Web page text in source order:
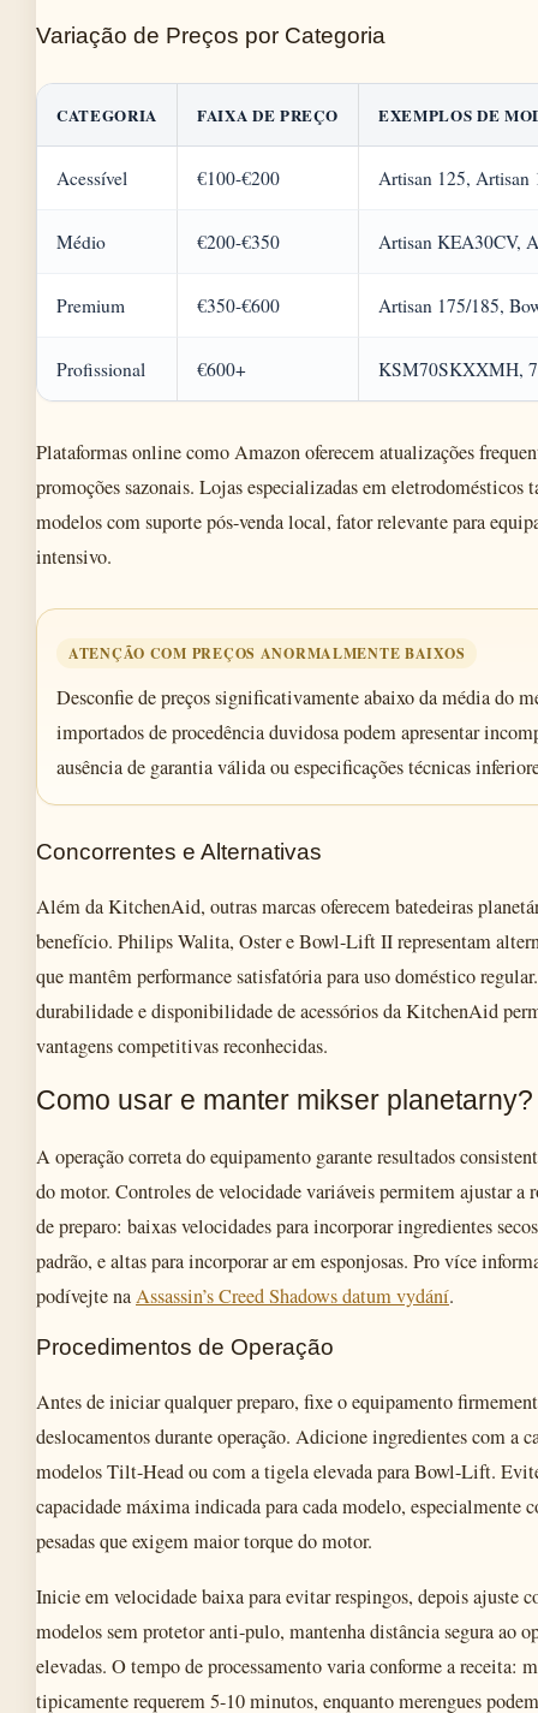
Variação de Preços por Categoria
CATEGORIA FAIXA DE PREÇO EXEMPLOS DE
Acessível €100-€200 Artisan 125, Artisan
Médio €200-€350 Artisan KEA30CV,
Premium €350-€600 Artisan 175/185,
Profissional €600+ KSM70SKXXMH,
Plataformas online como Amazon oferecem atualizações
promoções sazonais. Lojas especializadas em
modelos com suporte pós-venda local, fator relevante para
intensivo.
ATENÇÃO COM PREÇOS ANORMALMENTE BAIXOS
Desconfie de preços significativamente abaixo da média do
importados de procedência duvidosa podem apresentar
ausência de garantia válida ou especificações técnicas
Concorrentes e Alternativas
Além da KitchenAid, outras marcas oferecem batedeiras
benefício. Philips Walita, Oster e Bowl-Lift II representam
que mantêm performance satisfatória para uso doméstico
durabilidade e disponibilidade de acessórios da KitchenAid
vantagens competitivas reconhecidas.
Como usar e manter mikser planetarny?
A operação correta do equipamento garante resultados
do motor. Controles de velocidade variáveis permitem ajustar a
de preparo: baixas velocidades para incorporar ingredientes
padrão, e altas para incorporar ar em esponjosas. Pro více
podívejte naAssassin’s Creed Shadows datum vydání.
Procedimentos de Operação
Antes de iniciar qualquer preparo, fixe o equipamento
deslocamentos durante operação. Adicione ingredientes com a
modelos Tilt-Head ou com a tigela elevada para Bowl-Lift.
capacidade máxima indicada para cada modelo, especialmente
pesadas que exigem maior torque do motor.
Inicie em velocidade baixa para evitar respingos, depois ajuste
modelos sem protetor anti-pulo, mantenha distância segura ao
elevadas. O tempo de processamento varia conforme a receita:
tipicamente requerem 5-10 minutos, enquanto merengues